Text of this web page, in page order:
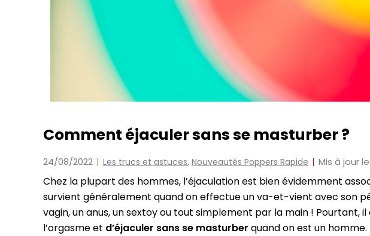
Comment éjaculer sans se masturber ?
24/08/2022 Les trucs et astuces, Nouveautés Poppers Rapide Mis à jour
Chez la plupart des hommes, l’éjaculation est bien évidemment
survient généralement quand on effectue un va-et-vient avec son
vagin, un anus, un sextoy ou tout simplement par la main ! Pourtant, il
l’orgasme et d’éjaculer sans se masturber quand on est un homme.